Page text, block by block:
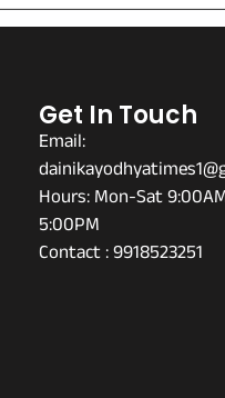
Get In Touch
Email:
Hours: Mon-Sat
5:00PM
Contact : 9918523251